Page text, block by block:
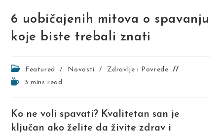
6 uobičajenih mitova o spavanju
koje biste trebali znati
Post
category:
Featured / Novosti /
Zdravlje i Povrede
Reading3 mins read
Ko ne voli spavati? Kvalitetan san je
ključan ako želite da živite zdrav i